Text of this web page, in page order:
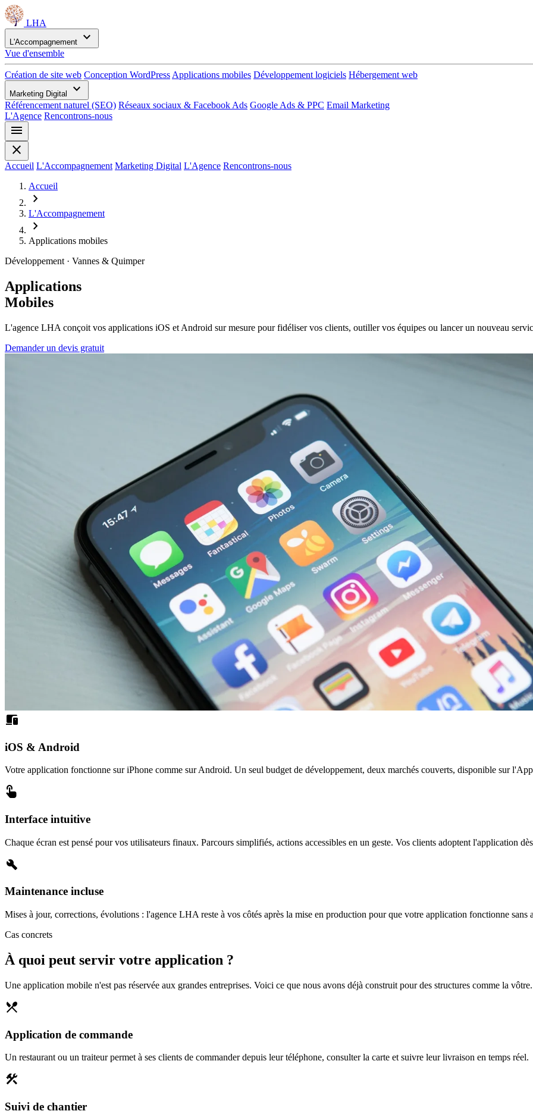
LHA
L'Accompagnement expand_more
Vue d'ensemble
Création de site web Conception WordPress Applications mobiles Développement logiciels Hébergement web
Marketing Digital expand_more
Référencement naturel (SEO) Réseaux sociaux & Facebook Ads Google Ads & PPC Email Marketing
L'Agence Rencontrons-nous
menu
close
Accueil L'Accompagnement Marketing Digital L'Agence Rencontrons-nous
Accueil
chevron_right
L'Accompagnement
chevron_right
Applications mobiles
Développement · Vannes & Quimper
Applications
Mobiles
L'agence LHA conçoit vos applications iOS et Android sur mesure pour fidéliser vos clients, outiller vos équipes ou lancer un nouveau
Demander un devis gratuit
devices
iOS & Android
Votre application fonctionne sur iPhone comme sur Android. Un seul budget de développement, deux marchés couverts, disponible sur
touch_app
Interface intuitive
Chaque écran est pensé pour vos utilisateurs finaux. Parcours simplifiés, actions accessibles en un geste. Vos clients adoptent l'application
build
Maintenance incluse
Mises à jour, corrections, évolutions : l'agence LHA reste à vos côtés après la mise en production pour que votre application fonctionne sans
Cas concrets
À quoi peut servir votre application ?
Une application mobile n'est pas réservée aux grandes entreprises. Voici ce que nous avons déjà construit pour des structures comme la vôtre.
restaurant_menu
Application de commande
Un restaurant ou un traiteur permet à ses clients de commander depuis leur téléphone, consulter la carte et suivre leur livraison en temps réel.
construction
Suivi de chantier